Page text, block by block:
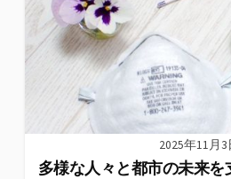
2025年11月3
多様な人々と都市の未来